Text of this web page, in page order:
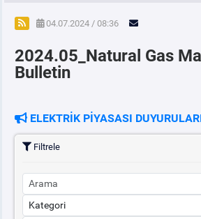
SPOT ELEKTRİK PİYASALARI
ÖRNEK FİNANS BELGELERİ
PİYASAKAYITSÜRECİ
SERBEST TÜKETİCİ
04.07.2024 / 08:36
2024.05_Natural Gas
Bulletin
ELEKTRİK PİYASASI
Filtrele